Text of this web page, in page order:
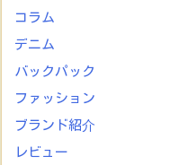
コラム
デニム
バックパック
ファッション
ブランド紹介
レビュー